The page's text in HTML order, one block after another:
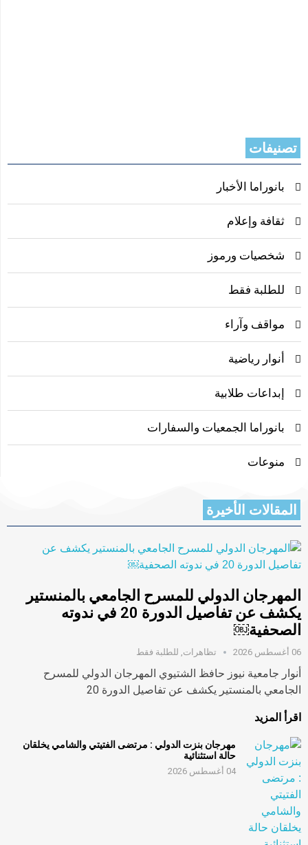
تصنيفات
بانوراما الأخبار
ثقافة وإعلام
شخصيات ورموز
للطلبة فقط
مواقف وآراء
أنوار رياضية
إبداعات طلابية
بانوراما الجمعيات والسفارات
منوعات
المقالات الأخيرة
المهرجان الدولي للمسرح الجامعي بالمنستير
يكشف عن تفاصيل الدورة 20 في ندوته
الصحفية￼
06 أغسطس 2026 تظاهرات للطلبة فقط
أنوار جامعية نيوز حافظ الشتيوي المهرجان الدولي للمسرح
الجامعي بالمنستير يكشف عن تفاصيل الدورة 20
اقرأ المزيد
مهرجان بنزت الدولي : مرتضى الفتيتي والشامي يخلقان
حالة استثنائية
04 أغسطس 2026